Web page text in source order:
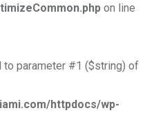
on line
to parameter #1 ($string) of
httpdocs/wp-